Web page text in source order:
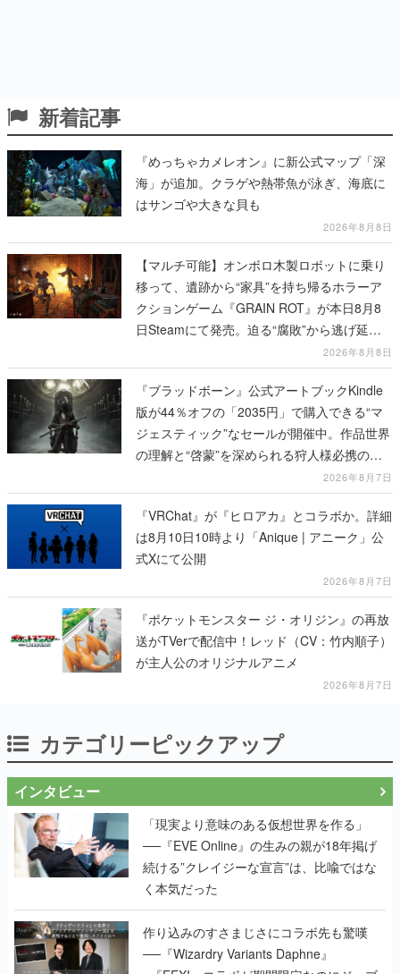
新着記事
『めっちゃカメレオン』に新公式マップ「深
海」が追加。クラゲや熱帯魚が泳ぎ、海底に
はサンゴや大きな貝も
2026年8月8日
【マルチ可能】オンボロ木製ロボットに乗り
移って、遺跡から“家具”を持ち帰るホラーア
クションゲーム『GRAIN ROT』が本日8月8
日Steamにて発売。迫る“腐敗”から逃げ延
2026年8月8日
『ブラッドボーン』公式アートブックKindle
版が44％オフの「2035円」で購入できる“マ
ジェスティック”なセールが開催中。作品世界
の理解と“啓蒙”を深められる狩人様必携の一
2026年8月7日
『VRChat』が『ヒロアカ』とコラボか。詳細
は8月10日10時より「Anique | アニーク」公
式Xにて公開
2026年8月7日
『ポケットモンスター ジ・オリジン』の再放
送がTVerで配信中！レッド（CV：竹内順子）
が主人公のオリジナルアニメ
2026年8月7日
カテゴリーピックアップ
インタビュー
「現実より意味のある仮想世界を作る」
──『EVE Online』の生みの親が18年掲げ
続ける”クレイジーな宣言”は、比喩ではな
く本気だった
作り込みのすさまじさにコラボ先も驚嘆
──『Wizardry Variants Daphne』